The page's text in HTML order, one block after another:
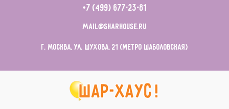
+7 (499) 677-23-81
mail@sharhouse.ru
г. Москва, ул. Шухова, 21 (метро Шаболовская)